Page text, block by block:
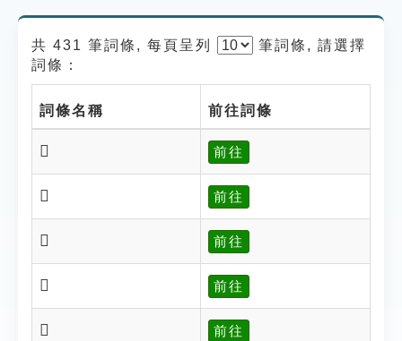
貓頭鷹博士
共 431 筆詞條, 每頁呈列 筆詞條, 請選擇
詞條：
詞條名稱 前往詞條
𩕩 前往
𩕫 前往
𩕫 前往
𩕬 前往
𩕭 前往